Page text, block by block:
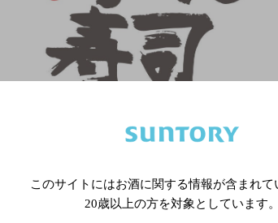
このサイトにはお酒に関する情報が含まれて
20歳以上の方を対象としています。